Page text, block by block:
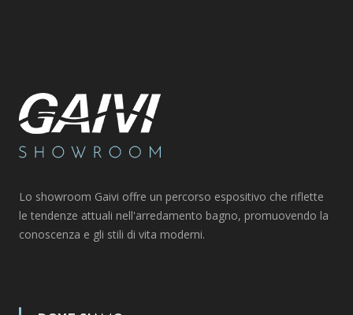
Lo showroom Gaivi offre un percorso espositivo che riflette
le tendenze attuali nell'arredamento bagno, promuovendo la
conoscenza e gli stili di vita moderni.